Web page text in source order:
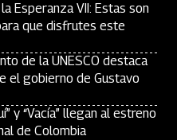
Esperanza VII: Estas son
que disfrutes este
de la UNESCO destaca
el gobierno de Gustavo
y “Vacía” llegan al estreno
de Colombia